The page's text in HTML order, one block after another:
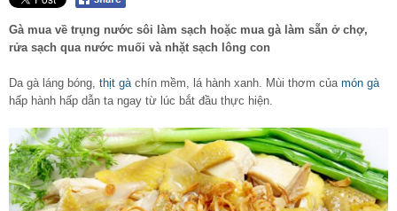
Gà mua về trụng nước sôi làm sạch hoặc mua gà làm sẵn ở chợ,
rửa sạch qua nước muối và nhặt sạch lông con
Da gà láng bóng, thịt gàchín mềm, lá hành xanh. Mùi thơm của món gà
hấp hành hấp dẫn ta ngay từ lúc bắt đầu thực hiện.